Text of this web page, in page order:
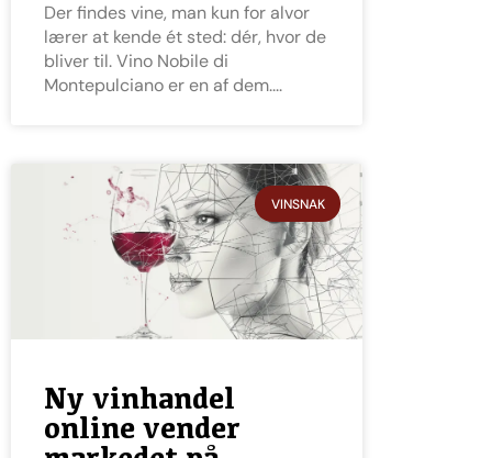
Der findes vine, man kun for alvor
lærer at kende ét sted: dér, hvor de
bliver til. Vino Nobile di
Montepulciano er en af dem.
VINSNAK
Ny vinhandel
online vender